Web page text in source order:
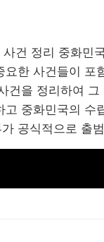
사건 정리 중화민
요한 사건들이 포
건을 정리하여
고 중화민국의 수
가 공식적으로 출